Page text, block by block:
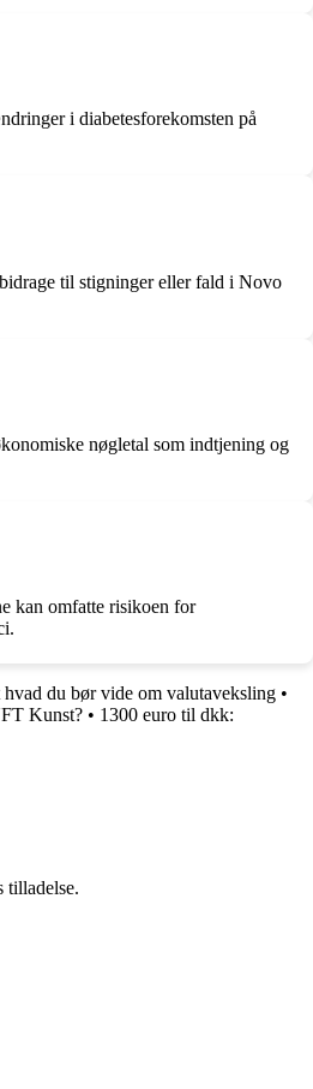
i diabetesforekomsten på
til stigninger eller fald i Novo
nøgletal som indtjening og
kan omfatte risikoen for
du bør vide om valutaveksling •
Kunst? • 1300 euro til dkk:
tilladelse.